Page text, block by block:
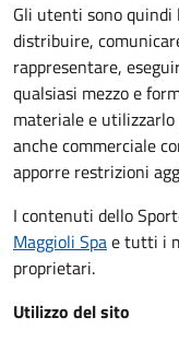
Gli utenti sono
distribuire,
rappresentare,
qualsiasi mezzo e
materiale e
anche commerciale
apporre restrizioni
I contenuti dello
Maggioli Spae tutti i
proprietari.
Utilizzo del sito